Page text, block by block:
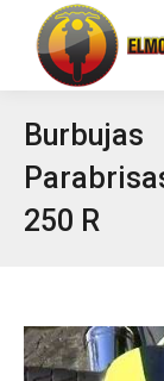
Burbujas
250 R